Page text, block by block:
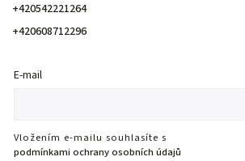
+420542221264
+420608712296
E-mail
Vložením e-mailu souhlasíte s
podmínkami ochrany osobních údajů